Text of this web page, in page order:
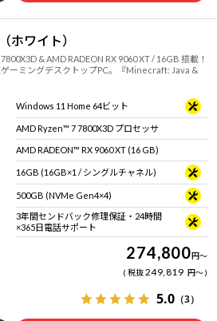
ホワイト）
& AMD RADEON RX 9060 XT / 16GB 搭載！
ーミングデスクトップPC。『Minecraft: Java &
Windows 11 Home 64ビット
AMD Ryzen™ 7 7800X3D プロセッサ
AMD RADEON™ RX 9060 XT (16 GB)
16GB (16GB×1 / シングルチャネル)
500GB (NVMe Gen4×4)
3年間センドバック修理保証・24時間
×365日電話サポート
274,800円～
税抜249,819 円～
5.0 （3）